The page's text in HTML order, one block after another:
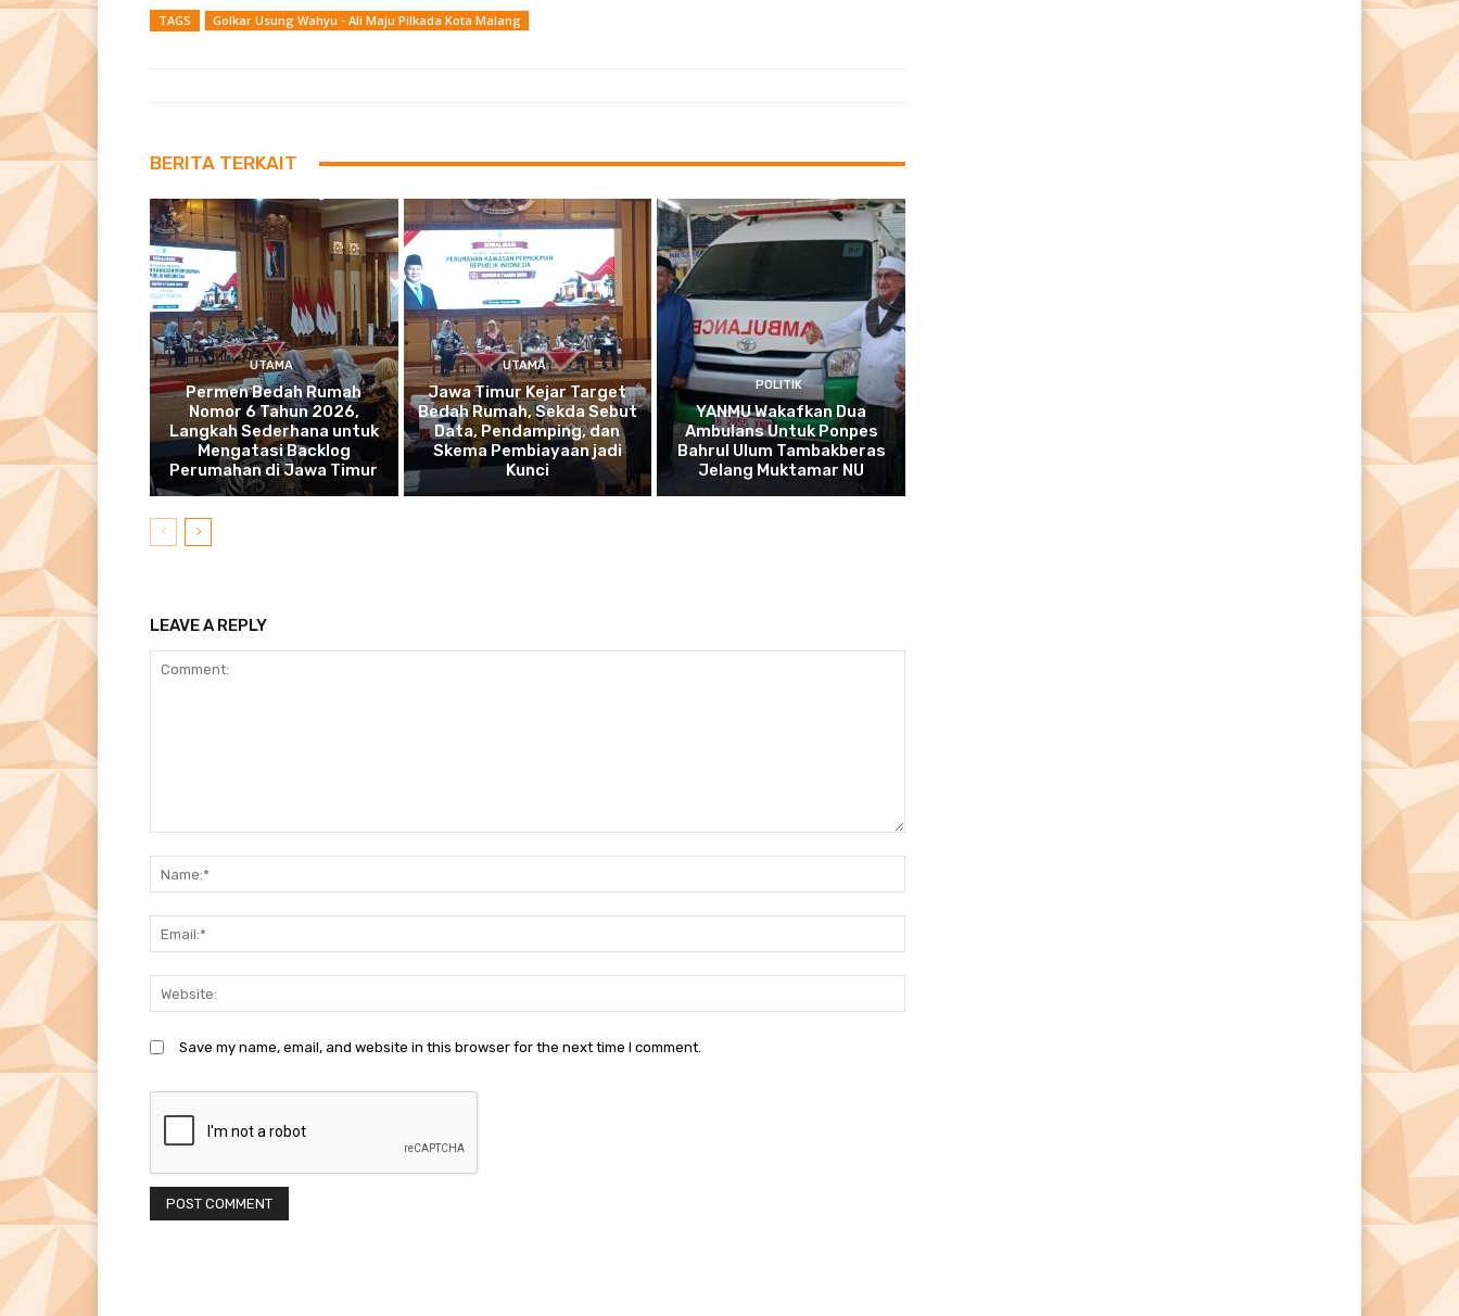
TAGS Golkar Usung Wahyu - Ali Maju Pilkada Kota Malang
BERITA TERKAIT
UTAMA
Permen Bedah Rumah
Nomor 6 Tahun 2026,
Langkah Sederhana untuk
Mengatasi Backlog
Perumahan di Jawa Timur
UTAMA
Jawa Timur Kejar Target
Bedah Rumah, Sekda Sebut
Data, Pendamping, dan
Skema Pembiayaan jadi
Kunci
POLITIK
YANMU Wakafkan Dua
Ambulans Untuk Ponpes
Bahrul Ulum Tambakberas
Jelang Muktamar NU
LEAVE A REPLY
Save my name, email, and website in this browser for the next time I comment.